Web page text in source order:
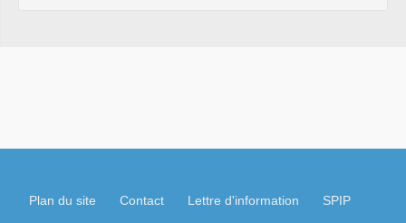
Plan du site Contact Lettre d'information SPIP